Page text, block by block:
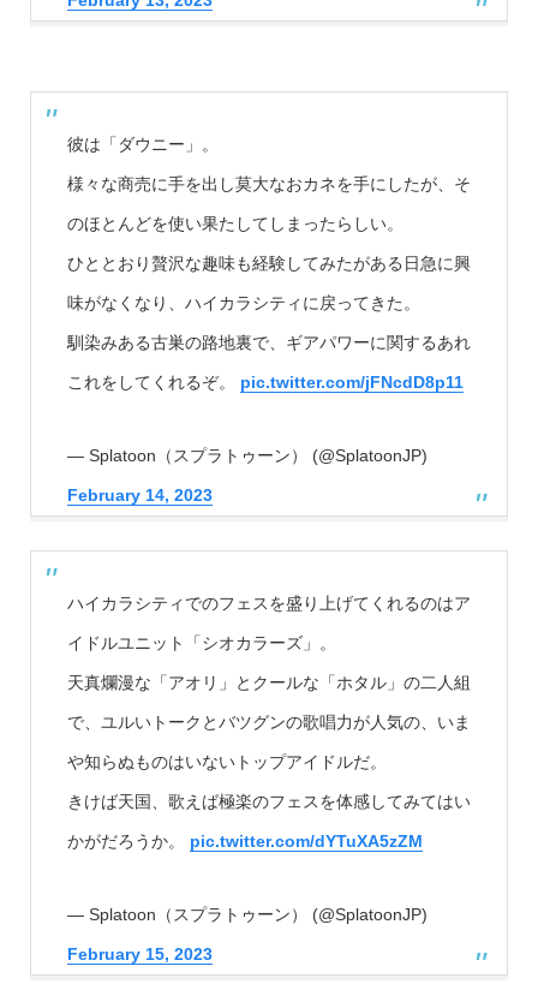
彼は「ダウニー」。
様々な商売に手を出し莫大なおカネを手にしたが、そ
のほとんどを使い果たしてしまったらしい。
ひととおり贅沢な趣味も経験してみたがある日急に興
味がなくなり、ハイカラシティに戻ってきた。
馴染みある古巣の路地裏で、ギアパワーに関するあれ
これをしてくれるぞ。 pic.twitter.com/jFNcdD8p11
— Splatoon（スプラトゥーン） (@SplatoonJP)
February 14, 2023
ハイカラシティでのフェスを盛り上げてくれるのはア
イドルユニット「シオカラーズ」。
天真爛漫な「アオリ」とクールな「ホタル」の二人組
で、ユルいトークとバツグンの歌唱力が人気の、いま
や知らぬものはいないトップアイドルだ。
きけば天国、歌えば極楽のフェスを体感してみてはい
かがだろうか。 pic.twitter.com/dYTuXA5zZM
— Splatoon（スプラトゥーン） (@SplatoonJP)
February 15, 2023